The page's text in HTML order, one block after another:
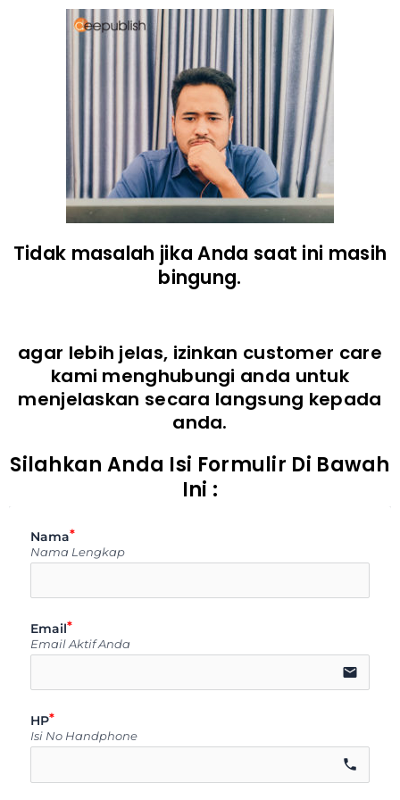
Tidak masalah jika Anda saat ini masih
bingung.
agar lebih jelas, izinkan customer care
kami menghubungi anda untuk
menjelaskan secara langsung kepada
anda.
Silahkan Anda Isi Formulir Di Bawah
Ini :
Nama
Nama Lengkap
Email
Email Aktif Anda
email
HP
Isi No Handphone
call